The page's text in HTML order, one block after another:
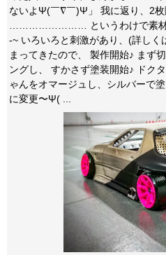
ないよΨ(￣∇￣)Ψ」 我に返り、2
…………………… というわけで素材
-~ いろいろと刺激があり、(詳しく
まってきたので、 製作開始♪ まず
ングし、 すかさず塗装開始♪ ドク
ゃんをオマージュし、シルバーで
に変更〜Ψ( ...